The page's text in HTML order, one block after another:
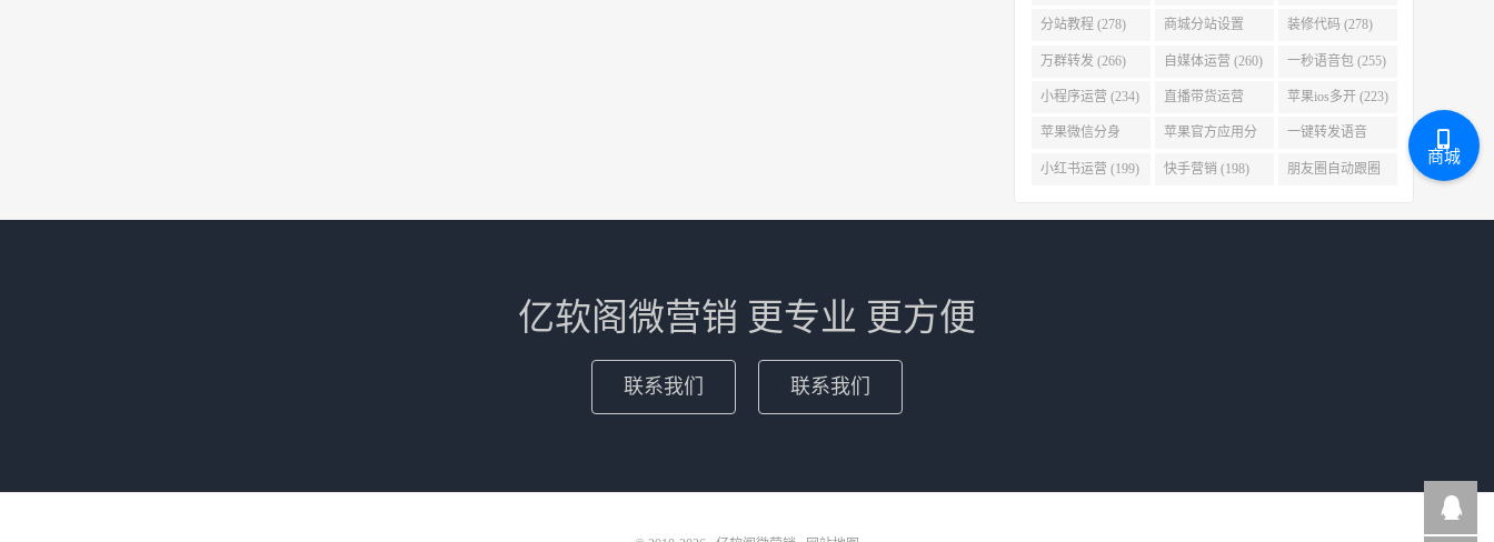
(280)
分站教程 (278) 商城分站设置
(278)
装修代码 (278)
万群转发 (266) 自媒体运营 (260) 一秒语音包 (255)
小程序运营 (234) 直播带货运营
(227)
苹果ios多开 (223)
苹果微信分身
(223)
苹果官方应用分
身 (219)
一键转发语音
(219)
小红书运营 (199) 快手营销 (198) 朋友圈自动跟圈
亿软阁微营销 更专业 更方便
联系我们 联系我们
商城